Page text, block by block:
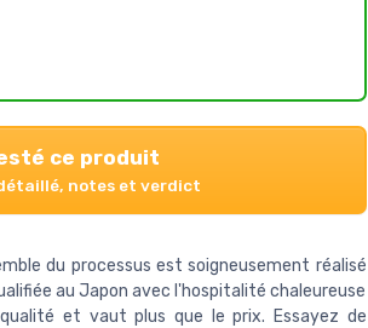
ce produit
notes et verdict
du processus est soigneusement réalisé
au Japon avec l'hospitalité chaleureuse
qualité et vaut plus que le prix. Essayez de